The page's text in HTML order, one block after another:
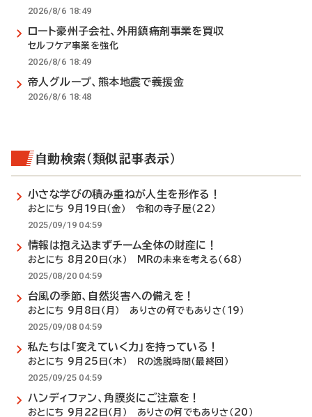
2026/8/6 18:49
ロート豪州子会社、外用鎮痛剤事業を買収
セルフケア事業を強化
2026/8/6 18:49
帝人グループ、熊本地震で義援金
2026/8/6 18:48
自動検索（類似記事表示）
小さな学びの積み重ねが人生を形作る！
おとにち 9月19日（金） 令和の寺子屋（22）
2025/09/19 04:59
情報は抱え込まずチーム全体の財産に！
おとにち 8月20日（水） MRの未来を考える（68）
2025/08/20 04:59
台風の季節、自然災害への備えを！
おとにち 9月8日（月） ありさの何でもありさ（19）
2025/09/08 04:59
私たちは「変えていく力」を持っている！
おとにち 9月25日（木） Ｒの逸脱時間（最終回）
2025/09/25 04:59
ハンディファン、角膜炎にご注意を！
おとにち 9月22日（月） ありさの何でもありさ（20）